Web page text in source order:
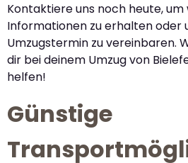
Kontaktiere uns noch heute,
Informationen zu erhalten oder
Umzugstermin zu vereinbaren.
dir bei deinem Umzug von
helfen!
Günstige